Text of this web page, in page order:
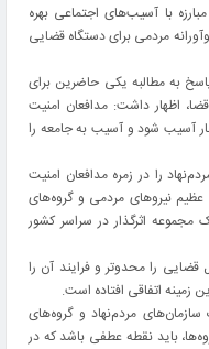
با آسیب‌های اجتماعی بهره
مردمی برای دستگاه قضایی
به مطالبه یکی حاضرین برای
اظهار داشت: مدافعان امنیت
آسیب شود و آسیب به جامعه را
را در زمره مدافعان امنیت
نیروهای مردمی و گروه‌های
اثرگذار در سراسر کشور
را محدوتر و فرایند آن را
زمینه اتفاقی افتاده است.
مردم‌نهاد و گروه‌های
باید نقطه عطفی باشد که در